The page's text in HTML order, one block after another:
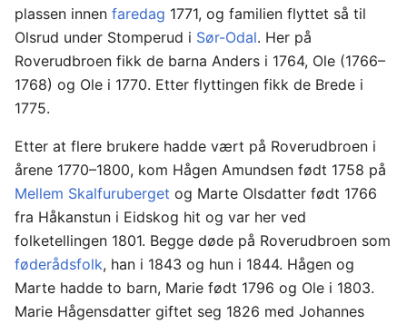
plassen innen faredag 1771, og familien flyttet så til
Olsrud under Stomperud i Sør-Odal. Her på
Roverudbroen fikk de barna Anders i 1764, Ole (1766–
1768) og Ole i 1770. Etter flyttingen fikk de Brede i
1775.
Etter at flere brukere hadde vært på Roverudbroen i
årene 1770–1800, kom Hågen Amundsen født 1758 på
Mellem Skalfuruberget og Marte Olsdatter født 1766
fra Håkanstun i Eidskog hit og var her ved
folketellingen 1801. Begge døde på Roverudbroen som
føderådsfolk, han i 1843 og hun i 1844. Hågen og
Marte hadde to barn, Marie født 1796 og Ole i 1803.
Marie Hågensdatter giftet seg 1826 med Johannes